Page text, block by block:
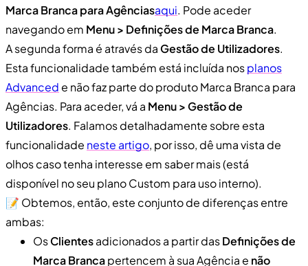
Marca Branca para Agênciasaqui. Pode aceder
navegando em Menu > Definições de Marca Branca.
A segunda forma é através da Gestão de Utilizadores.
Esta funcionalidade também está incluída nosplanos
Advancede não faz parte do produto Marca Branca para
Agências. Para aceder, vá a Menu > Gestão de
Utilizadores. Falamos detalhadamente sobre esta
funcionalidade neste artigo, por isso, dê uma vista de
olhos caso tenha interesse em saber mais (está
disponível no seu plano Custom para uso interno).
📝 Obtemos, então, este conjunto de diferenças entre
ambas:
OsClientesadicionados a partir dasDefinições de
Marca Brancapertencem à sua Agência e não